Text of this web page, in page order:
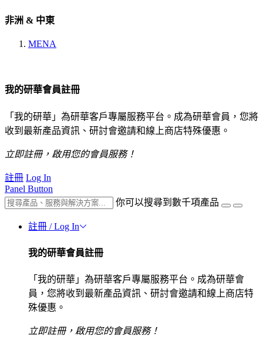
非洲 & 中東
MENA
我的研華會員註冊
「我的研華」為研華客戶專屬服務平台。成為研華會員，您將
收到最新產品資訊、研討會邀請和線上商店特殊優惠。
立即註冊，啟用您的會員服務！
註冊 Log In
Panel Button
你可以搜尋到數千項產品
註冊 / Log In
我的研華會員註冊
「我的研華」為研華客戶專屬服務平台。成為研華會
員，您將收到最新產品資訊、研討會邀請和線上商店特
殊優惠。
立即註冊，啟用您的會員服務！